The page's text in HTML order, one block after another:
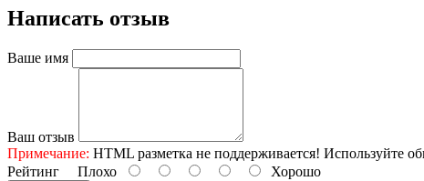
Написать отзыв
Ваше имя
Ваш отзыв
Примечание: HTML разметка не поддерживается! Используйте
Рейтинг Плохо Хорошо